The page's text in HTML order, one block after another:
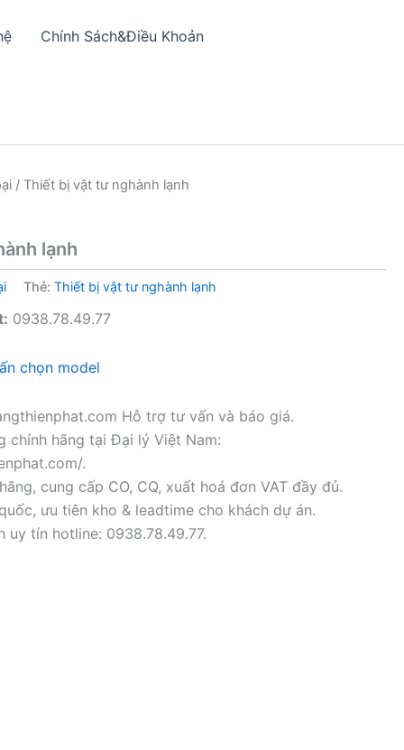
Chính Sách&Điều Khoản
/ Thiết bị vật tư nghành lạnh
lạnh
Thẻ:Thiết bị vật tư nghành lạnh
0938.78.49.77
chọn model
Hỗ trợ tư vấn và báo giá.
chính hãng tại Đại lý Việt Nam:
.
cung cấp CO, CQ, xuất hoá đơn VAT đầy đủ.
ưu tiên kho & leadtime cho khách dự án.
uy tín hotline: 0938.78.49.77.